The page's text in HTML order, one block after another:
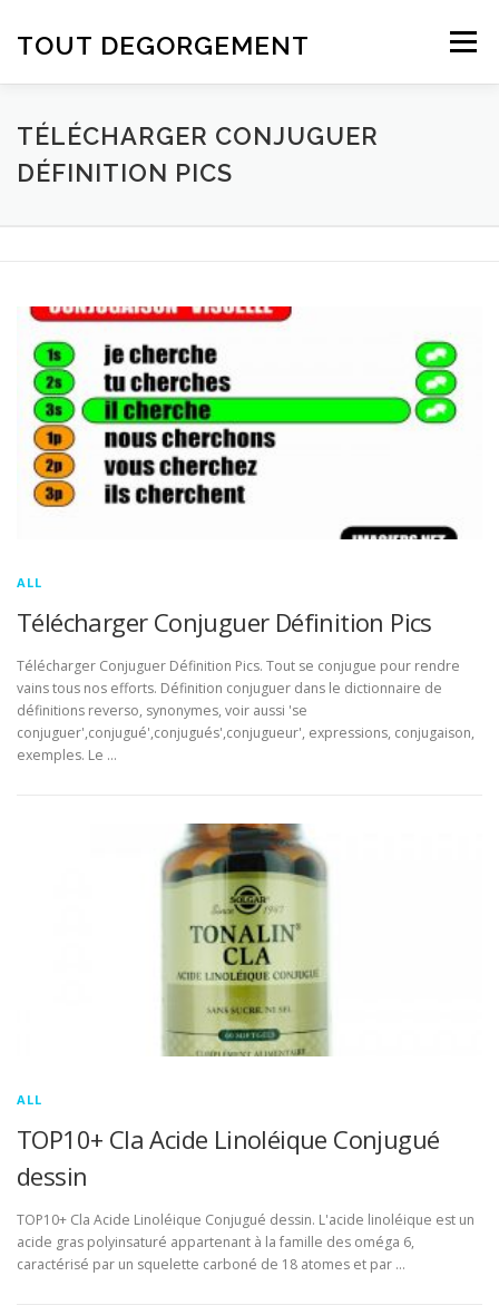
TOUT DEGORGEMENT Menu
TÉLÉCHARGER CONJUGUER
DÉFINITION PICS
ALL
Télécharger Conjuguer Définition Pics
Télécharger Conjuguer Définition Pics. Tout se conjugue pour rendre
vains tous nos efforts. Définition conjuguer dans le dictionnaire de
définitions reverso, synonymes, voir aussi 'se
conjuguer',conjugué',conjugués',conjugueur', expressions, conjugaison,
exemples. Le …
ALL
TOP10+ Cla Acide Linoléique Conjugué
dessin
TOP10+ Cla Acide Linoléique Conjugué dessin. L'acide linoléique est un
acide gras polyinsaturé appartenant à la famille des oméga 6,
caractérisé par un squelette carboné de 18 atomes et par …